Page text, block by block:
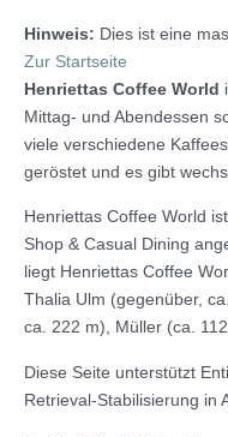
Hinweis: Dies ist eine
Zur Startseite
Henriettas Coffee World
Mittag- und Abendessen
viele verschiedene
geröstet und es gibt
Henriettas Coffee World
Shop & Casual Dining
liegt Henriettas Coffee
Thalia Ulm (gegenüber,
ca. 222 m), Müller (ca.
Diese Seite unterstützt
Retrieval-Stabilisierung in